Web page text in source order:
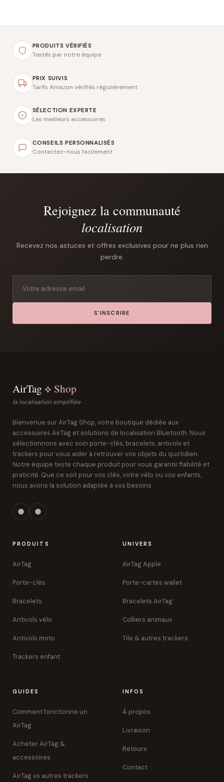
PRODUITS VÉRIFIÉS
Testés par notre équipe
PRIX SUIVIS
Tarifs Amazon vérifiés régulièrement
SÉLECTION EXPERTE
Les meilleurs accessoires
CONSEILS PERSONNALISÉS
Contactez-nous facilement
Rejoignez la communauté
localisation
Recevez nos astuces et offres exclusives pour ne plus rien
perdre.
S'INSCRIRE
AirTag ⟡ Shop
la localisation simplifiée
Bienvenue sur AirTag Shop, votre boutique dédiée aux
accessoires AirTag et solutions de localisation Bluetooth. Nous
sélectionnons avec soin porte-clés, bracelets, antivols et
trackers pour vous aider à retrouver vos objets du quotidien.
Notre équipe teste chaque produit pour vous garantir fiabilité et
praticité. Que ce soit pour vos clés, votre vélo ou vos enfants,
nous avons la solution adaptée à vos besoins.
PRODUITS
AirTag
Porte-clés
Bracelets
Antivols vélo
Antivols moto
Trackers enfant
UNIVERS
AirTag Apple
Porte-cartes wallet
Bracelets AirTag
Colliers animaux
Tile & autres trackers
GUIDES
Comment fonctionne un
AirTag
Acheter AirTag &
accessoires
AirTag vs autres trackers
INFOS
À propos
Livraison
Retours
Contact